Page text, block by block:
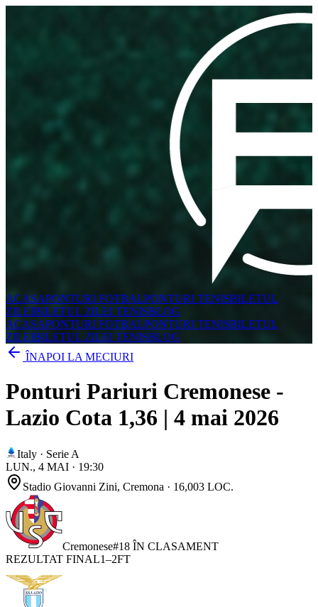
ACASAPONTURI FOTBALPONTURI TENISBILETUL
ZILEIBILETUL ZILEI TENISBLOG
ACASAPONTURI FOTBALPONTURI TENISBILETUL
ZILEIBILETUL ZILEI TENISBLOG
ÎNAPOI LA MECIURI
Ponturi Pariuri Cremonese -
Lazio Cota 1,36 | 4 mai 2026
Italy · Serie A
LUN., 4 MAI · 19:30
Stadio Giovanni Zini, Cremona · 16,003 LOC.
Cremonese#18 ÎN CLASAMENT
REZULTAT FINAL1–2FT